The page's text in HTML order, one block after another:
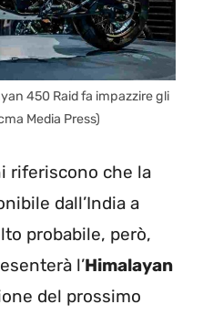
450 Raid fa impazzire gli
Media Press)
riferiscono che la
dall’India a
probabile, però,
l’Himalayan
del prossimo